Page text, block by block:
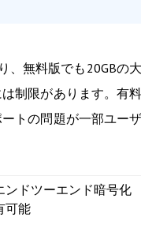
無料版でも20GBの
制限があります。有
トの問題が一部ユー
ンドツーエンド暗号化
可能